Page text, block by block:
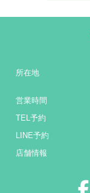
所在地
営業時間
TEL予約
LINE予約
店舗情報